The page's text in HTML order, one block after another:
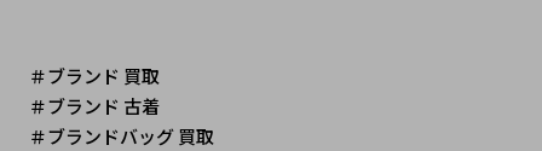
＃ブランド 買取
＃ブランド 古着
＃ブランドバッグ 買取